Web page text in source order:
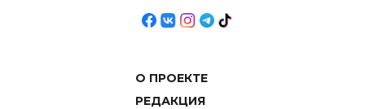
О ПРОЕКТЕ
РЕДАКЦИЯ